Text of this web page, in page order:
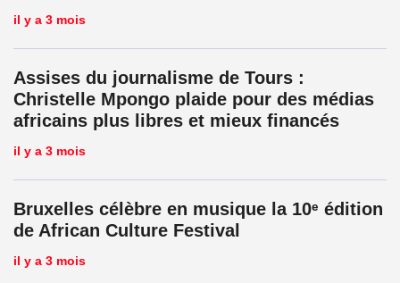
il y a 3 mois
Assises du journalisme de Tours :
Christelle Mpongo plaide pour des médias
africains plus libres et mieux financés
il y a 3 mois
Bruxelles célèbre en musique la 10ᵉ édition
de African Culture Festival
il y a 3 mois